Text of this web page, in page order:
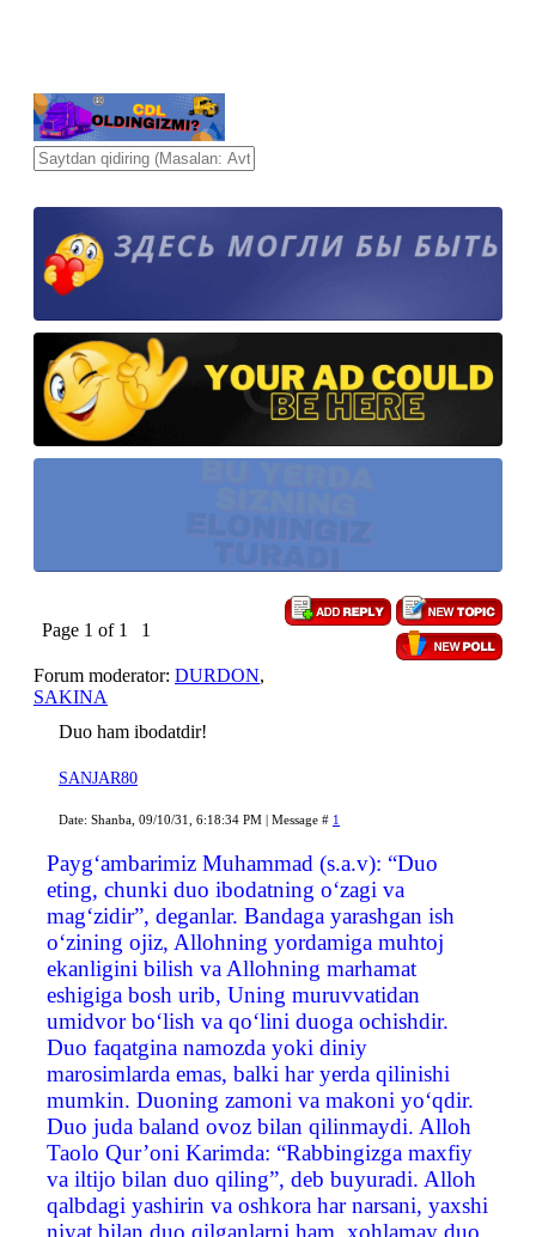
Page 1 of 1 1
Forum moderator: DURDON,
SAKINA
Duo ham ibodatdir!
SANJAR80
Date: Shanba, 09/10/31, 6:18:34 PM | Message # 1
Payg‘ambarimiz Muhammad (s.a.v): “Duo
eting, chunki duo ibodatning o‘zagi va
mag‘zidir”, deganlar. Bandaga yarashgan ish
o‘zining ojiz, Allohning yordamiga muhtoj
ekanligini bilish va Allohning marhamat
eshigiga bosh urib, Uning muruvvatidan
umidvor bo‘lish va qo‘lini duoga ochishdir.
Duo faqatgina namozda yoki diniy
marosimlarda emas, balki har yerda qilinishi
mumkin. Duoning zamoni va makoni yo‘qdir.
Duo juda baland ovoz bilan qilinmaydi. Alloh
Taolo Qur’oni Karimda: “Rabbingizga maxfiy
va iltijo bilan duo qiling”, deb buyuradi. Alloh
qalbdagi yashirin va oshkora har narsani, yaxshi
niyat bilan duo qilganlarni ham, xohlamay duo